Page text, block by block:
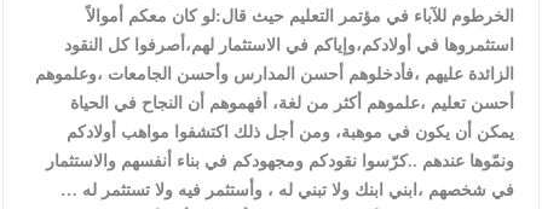
الخرطوم للآباء في مؤتمر التعليم حيث قال:لو كان معكم أموالاً
استثمروها في أولادكم،وإياكم في الاستثمار لهم،أصرفوا كل النقود
الزائدة عليهم ،فأدخلوهم أحسن المدارس وأحسن الجامعات ،وعلموهم
أحسن تعليم ،علموهم أكثر من لغة، أفهموهم أن النجاح في الحياة
يمكن أن يكون في موهبة، ومن أجل ذلك اكتشفوا مواهب أولادكم
ونمّوها عندهم ..كرّسوا نقودكم ومجهودكم في بناء أنفسهم والاستثمار
في شخصهم ،ابني ابنك ولا تبني له ، وأستثمر فيه ولا تستثمر له …